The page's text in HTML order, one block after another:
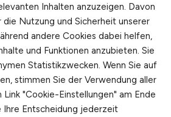
41.079
€/Jahr
≈ 3.423
€/Monat
€/Jahr
Inhalten anzuzeigen. Davon
die Nutzung und Sicherheit unserer
andere Cookies dabei helfen,
und Funktionen anzubieten. Sie
Statistikzwecken. Wenn Sie auf
stimmen Sie der Verwendung aller
"Cookie-Einstellungen" am Ende
Ihre Entscheidung jederzeit